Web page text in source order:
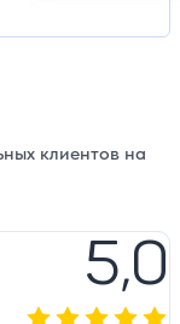
клиентов на
5,0